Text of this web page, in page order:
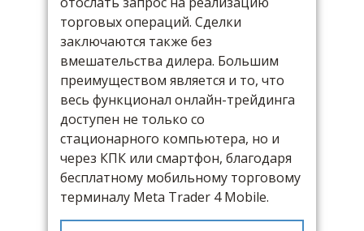
торговых операций. Сделки
заключаются также без
вмешательства дилера. Большим
преимуществом является и то, что
весь функционал онлайн-трейдинга
доступен не только со
стационарного компьютера, но и
через КПК или смартфон, благодаря
бесплатному мобильному торговому
терминалу Meta Trader 4 Mobile.